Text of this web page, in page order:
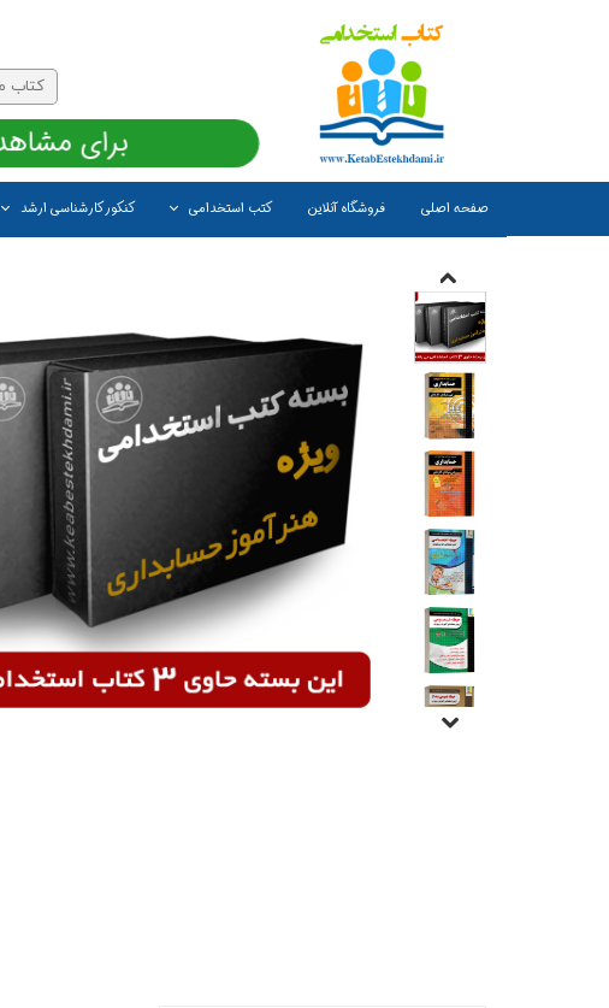
صفحه اصلی فروشگاه آنلاین کتب استخدامی کنکور کارشناسی ارشد
برای